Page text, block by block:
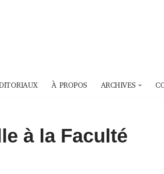
À PROPOS ARCHIVES
à la Faculté